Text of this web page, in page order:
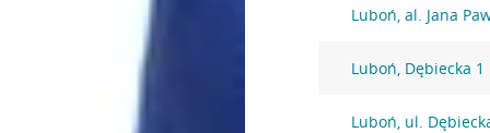
Luboń, al. Jana
Luboń, Dębiecka 1
Luboń, ul.